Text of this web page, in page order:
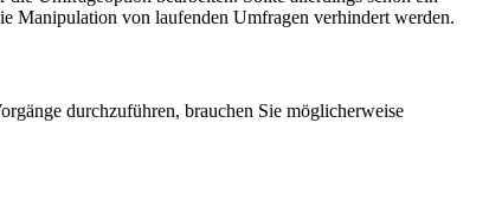
Manipulation von laufenden Umfragen verhindert werden.
durchzuführen, brauchen Sie möglicherweise